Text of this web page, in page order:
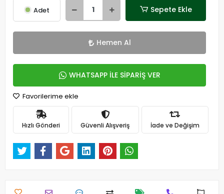
Adet Sepete Ekle
Hemen Al
WHATSAPP İLE SİPARİŞ VER
Favorilerime ekle
Hızlı Gönderi Güvenli Alışveriş İade ve Değişim